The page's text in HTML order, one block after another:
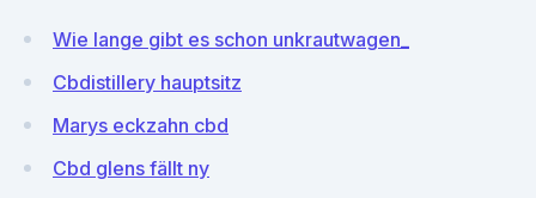
Wie lange gibt es schon unkrautwagen_
Cbdistillery hauptsitz
Marys eckzahn cbd
Cbd glens fällt ny